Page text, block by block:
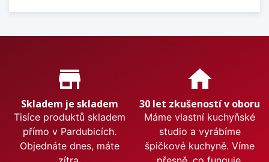
Proč nakupovat u nás?
store_mall_directory
Skladem je skladem
Tisíce produktů skladem
přímo v Pardubicích.
Objednáte dnes, máte
home
30 let zkušeností v oboru
Máme vlastní kuchyňské
studio a vyrábíme
špičkové kuchyně. Víme